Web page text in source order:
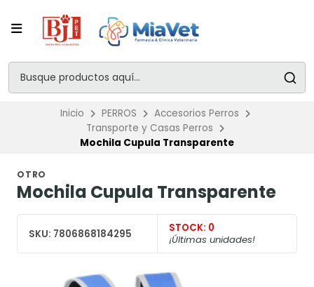
Inicio PERROS
Accesorios Perros
Transporte y Casas Perros
Mochila Cupula Transparente
OTRO
Mochila Cupula Transparente
SKU: 7806868184295 STOCK: 0
¡Últimas unidades!